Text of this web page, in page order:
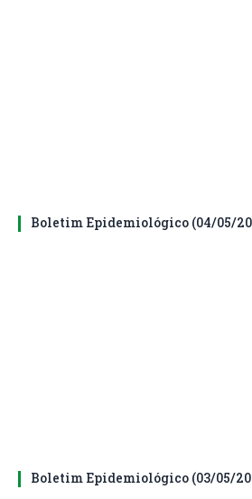
Boletim Epidemiológico (04/05/
Boletim Epidemiológico (03/05/